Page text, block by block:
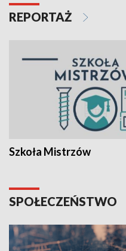
REPORTAŻ
Szkoła Mistrzów
SPOŁECZEŃSTWO